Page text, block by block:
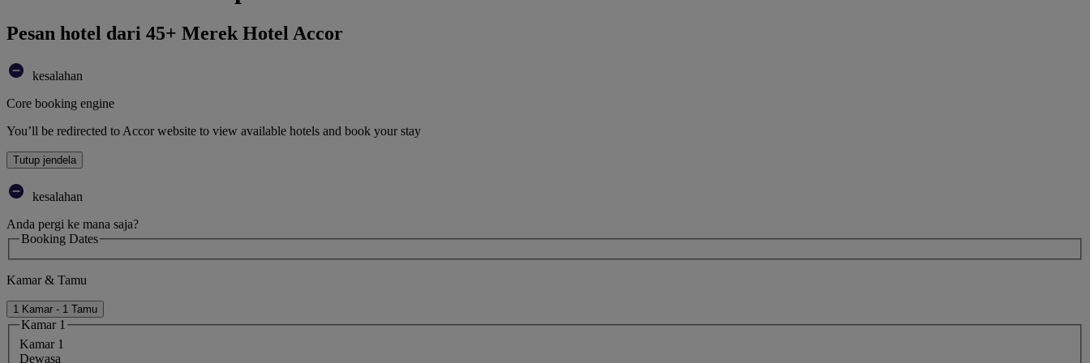
Pesan hotel dari 45+ Merek Hotel Accor
kesalahan
Core booking engine
You’ll be redirected to Accor website to view available hotels and book your stay
Tutup jendela
kesalahan
Anda pergi ke mana saja?
Booking Dates
Kamar & Tamu
1 Kamar - 1 Tamu
Kamar 1
Kamar 1
Dewasa